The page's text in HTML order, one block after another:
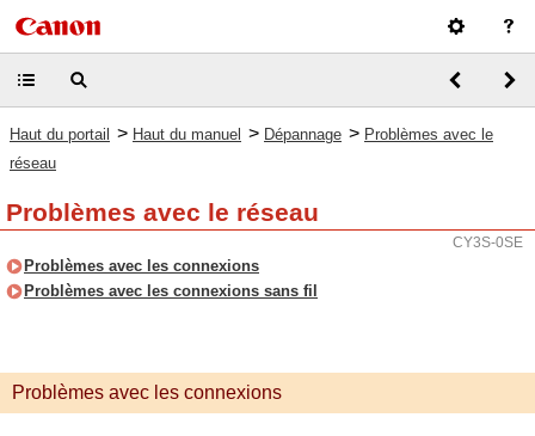
Haut du portail > Haut du manuel > Dépannage > Problèmes avec le
réseau
Problèmes avec le réseau
CY3S-0SE
Problèmes avec les connexions
Problèmes avec les connexions sans fil
Problèmes avec les connexions